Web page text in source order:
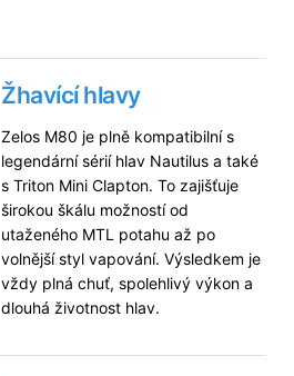
Žhavící hlavy
Zelos M80 je plně kompatibilní s
legendární sérií hlav Nautilus a také
s Triton Mini Clapton. To zajišťuje
širokou škálu možností od
utaženého MTL potahu až po
volnější styl vapování. Výsledkem je
vždy plná chuť, spolehlivý výkon a
dlouhá životnost hlav.